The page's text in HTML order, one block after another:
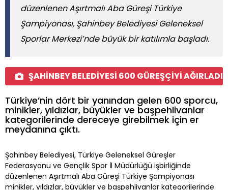
düzenlenen Aşırtmalı Aba Güreşi Türkiye
Şampiyonası, Şahinbey Belediyesi Geleneksel
Sporlar Merkezi’nde büyük bir katılımla başladı.
ŞAHİNBEY BELEDİYESİ 600 GÜREŞÇİYİ AĞIRLADI
Türkiye’nin dört bir yanından gelen 600 sporcu,
minikler, yıldızlar, büyükler ve başpehlivanlar
kategorilerinde dereceye girebilmek için er
meydanına çıktı.
Şahinbey Belediyesi, Türkiye Geleneksel Güreşler
Federasyonu ve Gençlik Spor İl Müdürlüğü işbirliğinde
düzenlenen Aşırtmalı Aba Güreşi Türkiye Şampiyonası
minikler, yıldızlar, büyükler ve başpehlivanlar kategorilerinde